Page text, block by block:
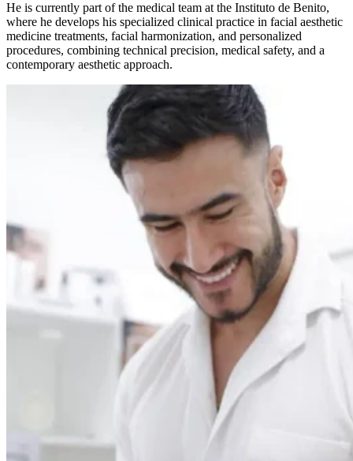
He is currently part of the medical team at the Instituto de Benito,
where he develops his specialized clinical practice in facial aesthetic
medicine treatments, facial harmonization, and personalized
procedures, combining technical precision, medical safety, and a
contemporary aesthetic approach.